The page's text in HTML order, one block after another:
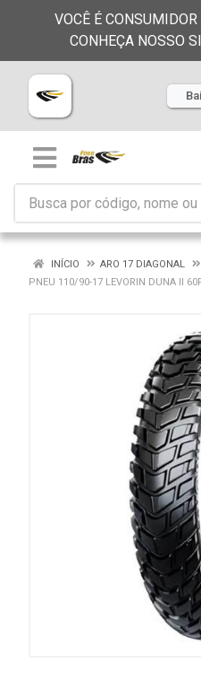
VOCÊ É
CONHEÇA NOSSO
INÍCIO ARO 17 DIAGONAL
PNEU 110/90-17 LEVORIN DUNA II